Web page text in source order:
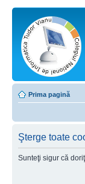
Prima pagină
Şterge toate
Sunteţi sigur că